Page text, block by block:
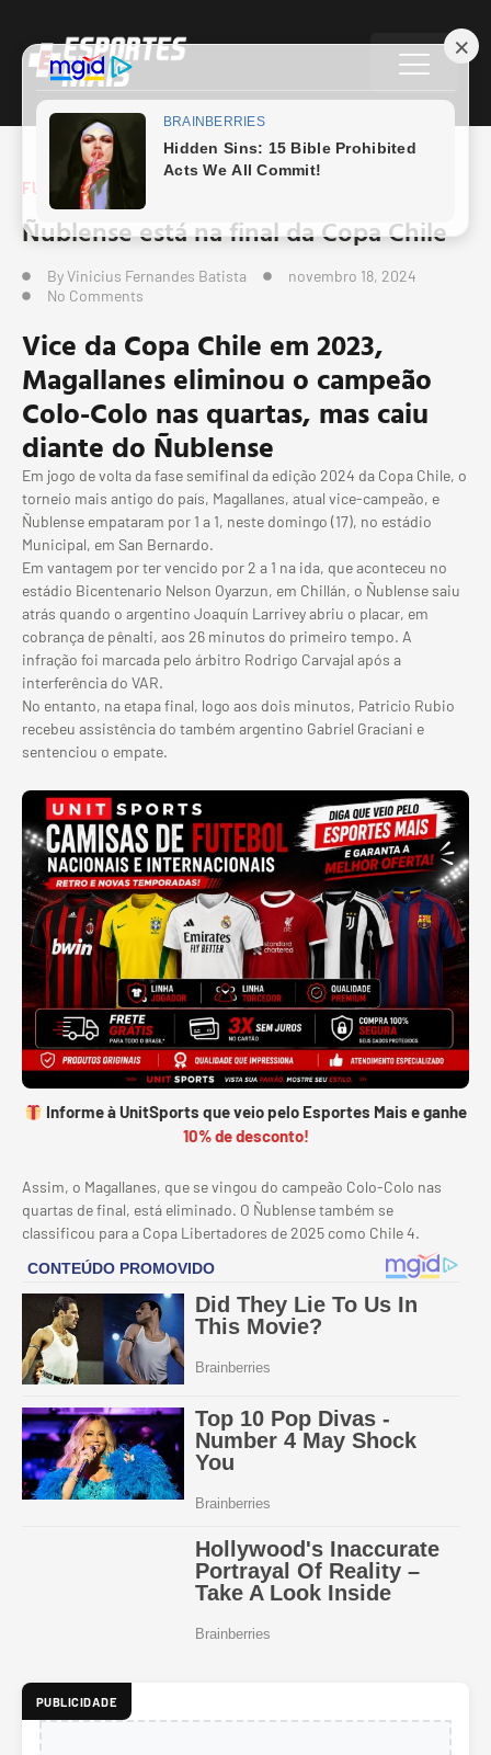
FUTEBOL,FUTEBOL SUL-AMERICANO
Ñublense está na final da Copa Chile
ByVinicius Fernandes Batista
novembro 18, 2024
No Comments
Vice da Copa Chile em 2023,
Magallanes eliminou o campeão
Colo-Colo nas quartas, mas caiu
diante do Ñublense
Em jogo de volta da fase semifinal da edição 2024 da Copa Chile, o
torneio mais antigo do país, Magallanes, atual vice-campeão, e
Ñublense empataram por 1 a 1, neste domingo (17), no estádio
Municipal, em San Bernardo.
Em vantagem por ter vencido por 2 a 1 na ida, que aconteceu no
estádio Bicentenario Nelson Oyarzun, em Chillán, o Ñublense saiu
atrás quando o argentino Joaquín Larrivey abriu o placar, em
cobrança de pênalti, aos 26 minutos do primeiro tempo. A
infração foi marcada pelo árbitro Rodrigo Carvajal após a
interferência do VAR.
No entanto, na etapa final, logo aos dois minutos, Patricio Rubio
recebeu assistência do também argentino Gabriel Graciani e
sentenciou o empate.
Informe à UnitSports que veio pelo Esportes Mais e ganhe
10% de desconto!
Assim, o Magallanes, que se vingou do campeão Colo-Colo nas
quartas de final, está eliminado. O Ñublense também se
classificou para a Copa Libertadores de 2025 como Chile 4.
PUBLICIDADE